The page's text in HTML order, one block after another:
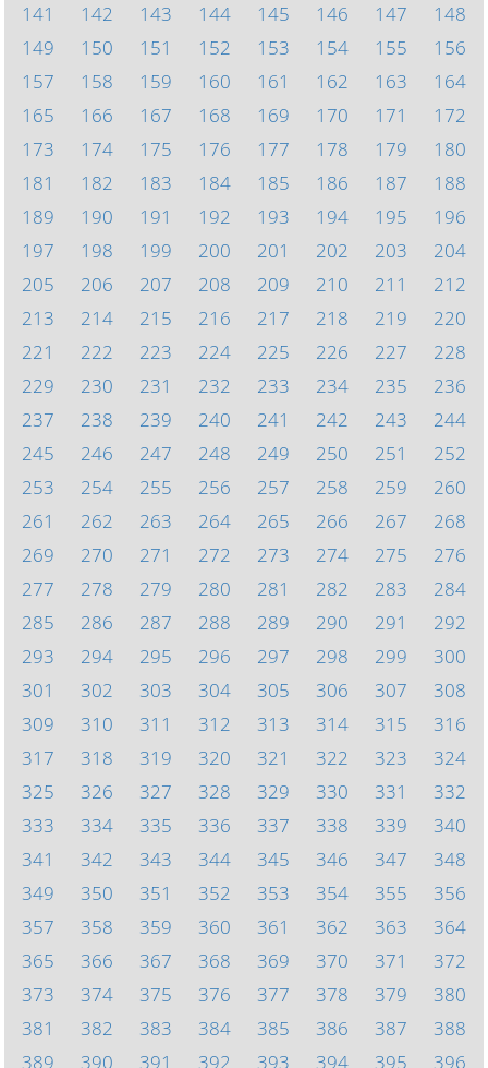
141
142 143 144 145 146 147
148
149
150 151 152 153 154 155
156
157
158 159 160 161 162 163
164
165
166 167 168 169 170 171
172
173
174 175 176 177 178 179
180
181
182 183 184 185 186 187
188
189
190 191 192 193 194 195
196
197
198 199 200 201 202 203
204
205
206 207 208 209 210 211
212
213
214 215 216 217 218 219
220
221
222 223 224 225 226 227
228
229
230 231 232 233 234 235
236
237
238 239 240 241 242 243
244
245
246 247 248 249 250 251
252
253
254 255 256 257 258 259
260
261
262 263 264 265 266 267
268
269
270 271 272 273 274 275
276
277
278 279 280 281 282 283
284
285
286 287 288 289 290 291
292
293
294 295 296 297 298 299
300
301
302 303 304 305 306 307
308
309
310 311 312 313 314 315
316
317
318 319 320 321 322 323
324
325
326 327 328 329 330 331
332
333
334 335 336 337 338 339
340
341
342 343 344 345 346 347
348
349
350 351 352 353 354 355
356
357
358 359 360 361 362 363
364
365
366 367 368 369 370 371
372
373
374 375 376 377 378 379
380
381
382 383 384 385 386 387
388
389
390 391 392 393 394 395 396